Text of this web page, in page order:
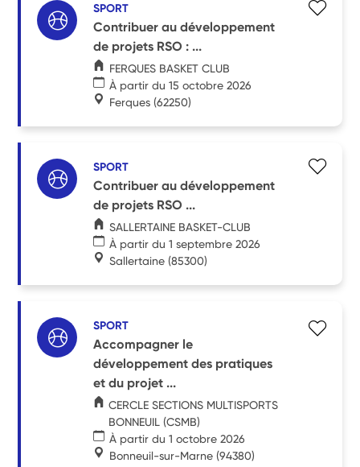
SPORT
Contribuer au développement
de projets RSO : ...
FERQUES BASKET CLUB
À partir du 15 octobre 2026
Ferques (62250)
SPORT
Contribuer au développement
de projets RSO ...
SALLERTAINE BASKET-CLUB
À partir du 1 septembre 2026
Sallertaine (85300)
SPORT
Accompagner le
développement des pratiques
et du projet ...
CERCLE SECTIONS MULTISPORTS
BONNEUIL (CSMB)
À partir du 1 octobre 2026
Bonneuil-sur-Marne (94380)